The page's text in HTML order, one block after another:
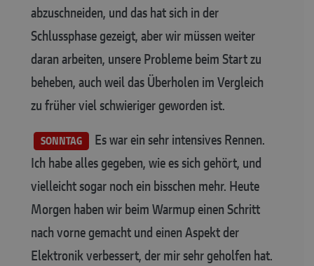
abzuschneiden, und das hat sich in der
Schlussphase gezeigt, aber wir müssen weiter
daran arbeiten, unsere Probleme beim Start zu
beheben, auch weil das Überholen im Vergleich
zu früher viel schwieriger geworden ist.
SONNTAG Es war ein sehr intensives Rennen.
Ich habe alles gegeben, wie es sich gehört, und
vielleicht sogar noch ein bisschen mehr. Heute
Morgen haben wir beim Warmup einen Schritt
nach vorne gemacht und einen Aspekt der
Elektronik verbessert, der mir sehr geholfen hat.